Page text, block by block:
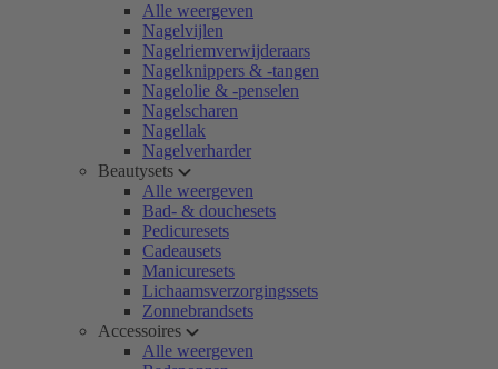
Alle weergeven
Nagelvijlen
Nagelriemverwijderaars
Nagelknippers & -tangen
Nagelolie & -penselen
Nagelscharen
Nagellak
Nagelverharder
Beautysets
Alle weergeven
Bad- & douchesets
Pedicuresets
Cadeausets
Manicuresets
Lichaamsverzorgingssets
Zonnebrandsets
Accessoires
Alle weergeven